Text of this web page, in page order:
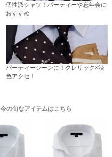
個性派シャツ！パーティーや忘年会に
おすすめ
パーティーシーンに！クレリック×渋
色アクセ！
今の旬なアイテムはこちら